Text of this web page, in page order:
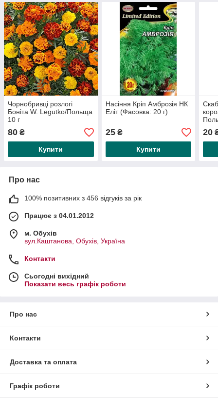
Чорнобривці розлогі
Боніта W. Legutko/Польща
10 г
80 ₴
Купити
Насіння Кріп Амброзія НК
Еліт (Фасовка: 20 г)
25₴
Купити
20
Про нас
100% позитивних з 456 відгуків за рік
Працює з 04.01.2012
м. Обухів
вул.Каштанова, Обухів, Україна
Контакти
Сьогодні вихідний
Показати весь графік роботи
Про нас
Контакти
Доставка та оплата
Графік роботи